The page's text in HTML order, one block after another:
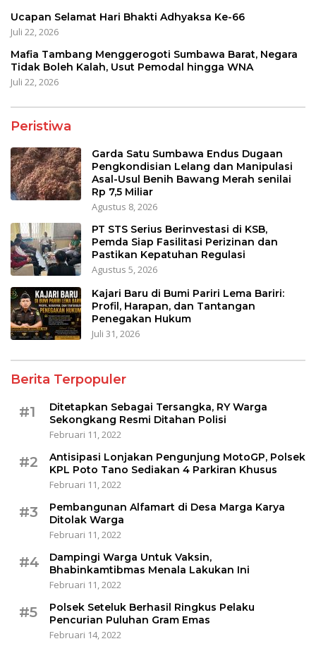
Ucapan Selamat Hari Bhakti Adhyaksa Ke-66
Juli 22, 2026
Mafia Tambang Menggerogoti Sumbawa Barat, Negara
Tidak Boleh Kalah, Usut Pemodal hingga WNA
Juli 22, 2026
Peristiwa
Garda Satu Sumbawa Endus Dugaan
Pengkondisian Lelang dan Manipulasi
Asal-Usul Benih Bawang Merah senilai
Rp 7,5 Miliar
Agustus 8, 2026
PT STS Serius Berinvestasi di KSB,
Pemda Siap Fasilitasi Perizinan dan
Pastikan Kepatuhan Regulasi
Agustus 5, 2026
Kajari Baru di Bumi Pariri Lema Bariri:
Profil, Harapan, dan Tantangan
Penegakan Hukum
Juli 31, 2026
Berita Terpopuler
#1
Ditetapkan Sebagai Tersangka, RY Warga
Sekongkang Resmi Ditahan Polisi
Februari 11, 2022
#2
Antisipasi Lonjakan Pengunjung MotoGP, Polsek
KPL Poto Tano Sediakan 4 Parkiran Khusus
Februari 11, 2022
#3
Pembangunan Alfamart di Desa Marga Karya
Ditolak Warga
Februari 11, 2022
#4
Dampingi Warga Untuk Vaksin,
Bhabinkamtibmas Menala Lakukan Ini
Februari 11, 2022
#5
Polsek Seteluk Berhasil Ringkus Pelaku
Pencurian Puluhan Gram Emas
Februari 14, 2022